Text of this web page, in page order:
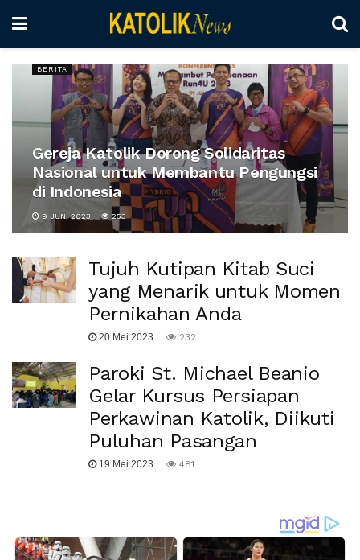
BERITA
Gereja Katolik Dorong Solidaritas
Nasional untuk Membantu Pengungsi
di Indonesia
9 JUNI 2023 253
Tujuh Kutipan Kitab Suci
yang Menarik untuk Momen
Pernikahan Anda
20 Mei 2023 232
Paroki St. Michael Beanio
Gelar Kursus Persiapan
Perkawinan Katolik, Diikuti
Puluhan Pasangan
19 Mei 2023 481